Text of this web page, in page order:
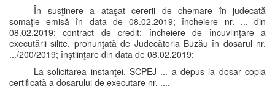
În susţinere a ataşat cererii de chemare în judecată
somaţie emisă în data de 08.02.2019; încheiere nr. ... din
08.02.2019; contract de credit; încheiere de încuviinţare a
executării silite, pronunţată de Judecătoria Buzău în dosarul nr.
.../200/2019; înştiinţare din data de 08.02.2019;
La solicitarea instanţei, SCPEJ ... a depus la dosar copia
certificată a dosarului de executare nr. ....